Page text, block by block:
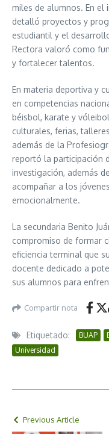
miles de alumnos. En el
detalló proyectos y
estudiantil y el
Rectora valoró como
y fortalecer talentos.
En materia deportiva y
en competencias
béisbol, karate y
culturales, ferias,
además de la
reportó la participación
investigación, además
acompañar a los
emocionalmente.
La secundaria Benito
compromiso de formar
eficiencia terminal que
docente dedicado a
sus alumnos para
Compartir nota
Etiquetado: BUAP
Universidad
Previous Article